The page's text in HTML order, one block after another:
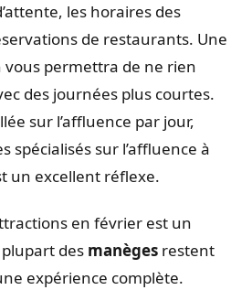
les horaires des
de restaurants. Une
permettra de ne rien
des journées plus courtes.
sur l’affluence par jour,
spécialisés sur l’affluence à
un excellent réflexe.
en février est un
des manèges restent
expérience complète.